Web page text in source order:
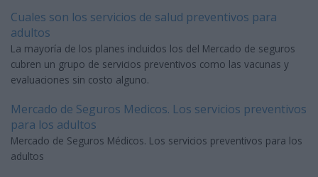
Cuales son los servicios de salud preventivos para
adultos
La mayoría de los planes incluidos los del Mercado de seguros
cubren un grupo de servicios preventivos como las vacunas y
evaluaciones sin costo alguno.
Mercado de Seguros Medicos. Los servicios preventivos
para los adultos
Mercado de Seguros Médicos. Los servicios preventivos para los
adultos